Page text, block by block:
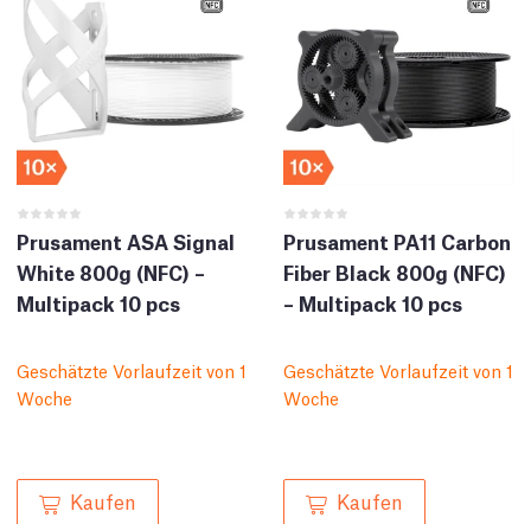
Prusament ASA Signal
White 800g (NFC) –
Multipack 10 pcs
Geschätzte Vorlaufzeit von 1
Woche
Kaufen
Prusament PA11 Carbon
Fiber Black 800g (NFC)
– Multipack 10 pcs
Geschätzte Vorlaufzeit von 1
Woche
Kaufen